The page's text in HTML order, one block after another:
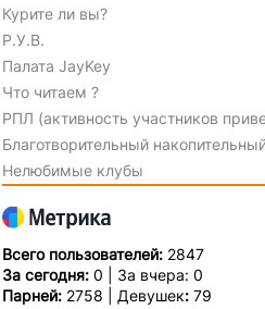
Курите ли вы?
Р.У.В.
Палата JayKey
Что читаем ?
РПЛ (активность участников
Благотворительный
Нелюбимые клубы
Всего пользователей: 2847
За сегодня: 0 | За вчера: 0
Парней: 2758 | Девушек: 79